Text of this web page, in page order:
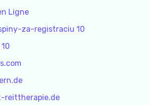
Ligne
za-registraciu 10
reittherapie.de